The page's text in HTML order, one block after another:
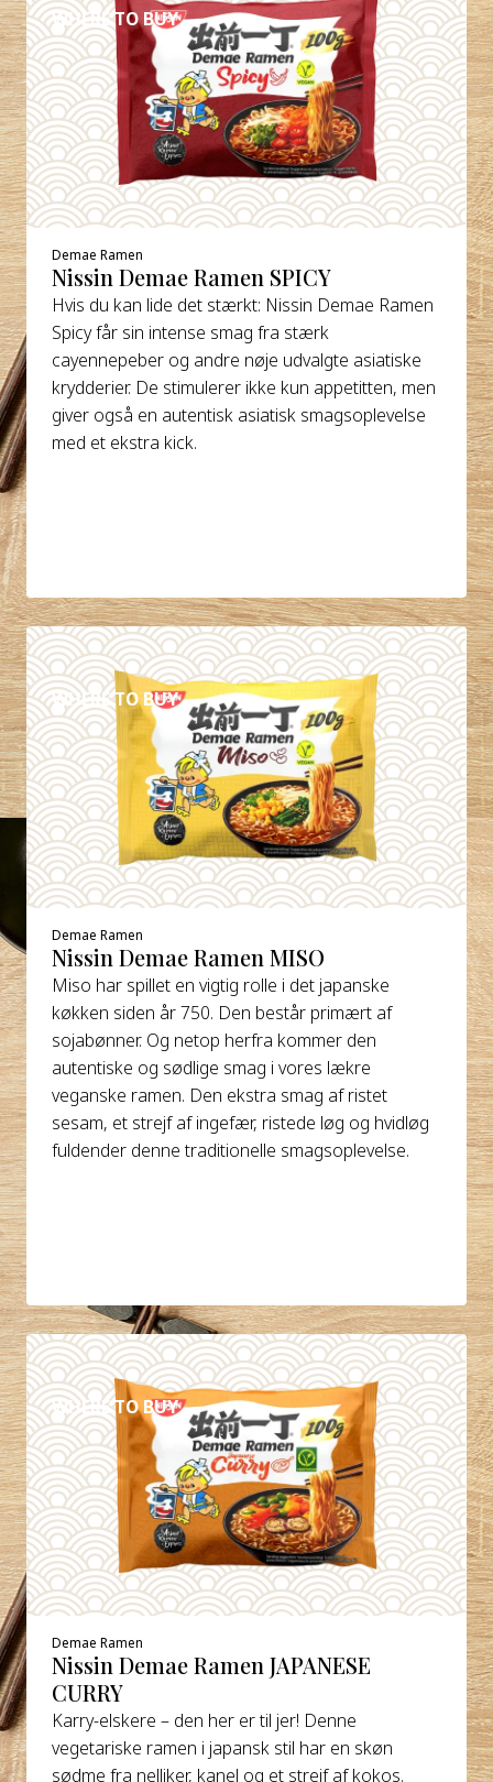
WHERE TO BUY
Demae Ramen
Nissin Demae Ramen SPICY
Hvis du kan lide det stærkt: Nissin Demae Ramen
Spicy får sin intense smag fra stærk
cayennepeber og andre nøje udvalgte asiatiske
krydderier. De stimulerer ikke kun appetitten, men
giver også en autentisk asiatisk smagsoplevelse
med et ekstra kick.
WHERE TO BUY
DETALJER
Demae Ramen
Nissin Demae Ramen MISO
Miso har spillet en vigtig rolle i det japanske
køkken siden år 750. Den består primært af
sojabønner. Og netop herfra kommer den
autentiske og sødlige smag i vores lækre
veganske ramen. Den ekstra smag af ristet
sesam, et strejf af ingefær, ristede løg og hvidløg
fuldender denne traditionelle smagsoplevelse.
WHERE TO BUY
DETALJER
Demae Ramen
Nissin Demae Ramen JAPANESE
CURRY
Karry-elskere – den her er til jer! Denne
vegetariske ramen i japansk stil har en skøn
sødme fra nelliker, kanel og et strejf af kokos.